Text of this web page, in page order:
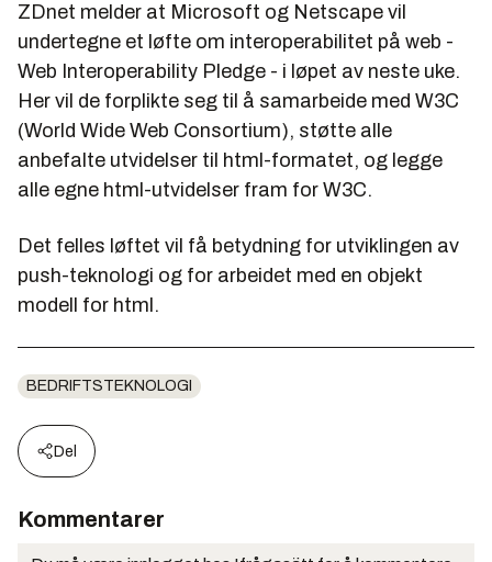
ZDnet melder at Microsoft og Netscape vil
undertegne et løfte om interoperabilitet på web -
Web Interoperability Pledge - i løpet av neste uke.
Her vil de forplikte seg til å samarbeide med W3C
(World Wide Web Consortium), støtte alle
anbefalte utvidelser til html-formatet, og legge
alle egne html-utvidelser fram for W3C.
Det felles løftet vil få betydning for utviklingen av
push-teknologi og for arbeidet med en objekt
modell for html.
BEDRIFTSTEKNOLOGI
Del
Kommentarer